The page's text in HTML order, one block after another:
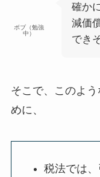
ボブ（勉強
中）
確か
減価
でき
そこで、このよ
めに、
税法では、